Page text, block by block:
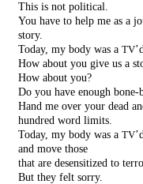
This is not political.
You have to help me as a
story.
Today, my body was a TV
How about you give us a
How about you?
Do you have enough
Hand me over your dead
hundred word limits.
Today, my body was a TV
and move those
that are desensitized to
But they felt sorry.